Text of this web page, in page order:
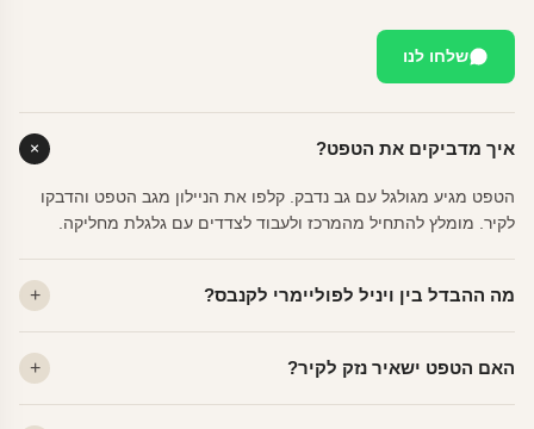
שלחו לנו
איך מדביקים את הטפט?
הטפט מגיע מגולגל עם גב נדבק. קלפו את הניילון מגב הטפט והדבקו
לקיר. מומלץ להתחיל מהמרכז ולעבוד לצדדים עם גלגלת מחליקה.
מה ההבדל בין ויניל לפוליימרי לקנבס?
פרמיום. קנבס — בד אמנותי יוקרתי, מט.
האם הטפט ישאיר נזק לקיר?